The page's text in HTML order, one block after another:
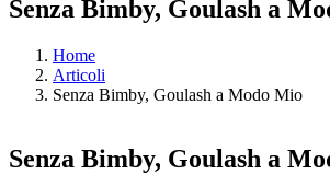
Senza Bimby, Goulash a
Home
Articoli
Senza Bimby, Goulash a Modo Mio
Senza Bimby, Goulash a